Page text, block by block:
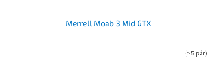
Merrell Moab 3 Mid GTX
(>5 pár)